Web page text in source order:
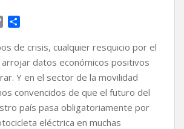
p
y
L
i
n
k
m
p
a
t
i
r
de crisis, cualquier resquicio por el
datos económicos positivos
Y en el sector de la movilidad
convencidos de que el futuro del
país pasa obligatoriamente por
eléctrica en muchas